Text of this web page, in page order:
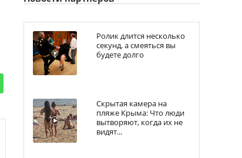
Ролик длится несколько
секунд, а смеяться вы
будете долго
Скрытая камера на
пляже Крыма: Что люди
вытворяют, когда их не
видят...